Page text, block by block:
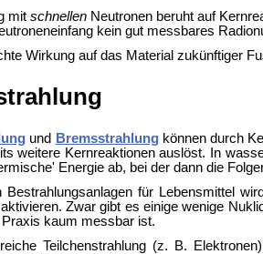
mitschnellen Neutronen beruht auf
kein gut messbares
Wirkung auf das Material zukünftiger
und Bremsstrahlungkönnen durch
weitere Kernreaktionen auslöst. In
Energie ab, bei der dann die
Bestrahlungsanlagen für Lebensmittel
Zwar gibt es einige wenige
kaum messbar ist.
Teilchenstrahlung (z. B.